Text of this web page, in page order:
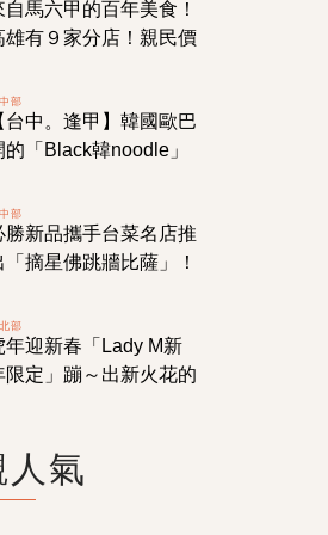
？
自馬六甲的百年美食！
雄有９家分店！親民價
虎爺雞飯」
部
台中。逢甲】韓國歐巴
的「Black韓noodle」
韓國人吃過都想念的家
味！
部
勝新品攜手台菜名店推
「摘星佛跳牆比薩」！
蝦干貝比薩」！
部
年迎新春「Lady M新
限定」蹦～出新火花的
！
人氣